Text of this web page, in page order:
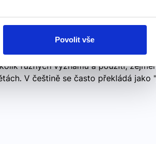
Povolit vše
v angličtině Spojka "if" se používá k
různých významů a použití,
V češtině se často překládá jako